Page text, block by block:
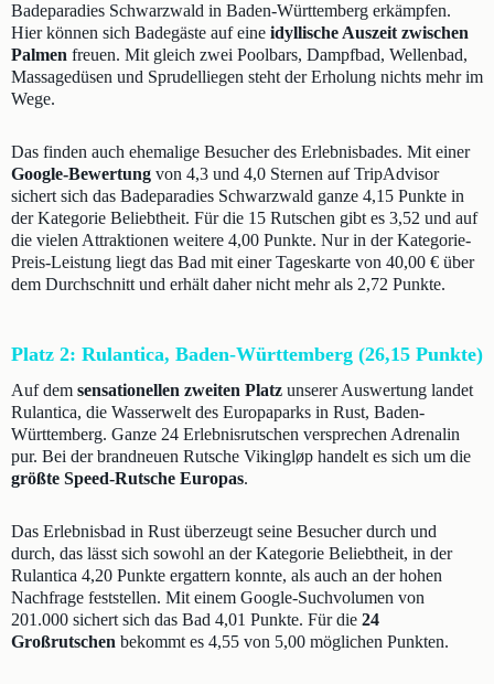
Badeparadies Schwarzwald in Baden-Württemberg erkämpfen.
Hier können sich Badegäste auf eine idyllische Auszeit zwischen
Palmen freuen. Mit gleich zwei Poolbars, Dampfbad, Wellenbad,
Massagedüsen und Sprudelliegen steht der Erholung nichts mehr im
Wege.
Das finden auch ehemalige Besucher des Erlebnisbades. Mit einer
Google-Bewertung von 4,3 und 4,0 Sternen auf TripAdvisor
sichert sich das Badeparadies Schwarzwald ganze 4,15 Punkte in
der Kategorie Beliebtheit. Für die 15 Rutschen gibt es 3,52 und auf
die vielen Attraktionen weitere 4,00 Punkte. Nur in der Kategorie-
Preis-Leistung liegt das Bad mit einer Tageskarte von 40,00 € über
dem Durchschnitt und erhält daher nicht mehr als 2,72 Punkte.
Platz 2: Rulantica, Baden-Württemberg (26,15 Punkte)
Auf dem sensationellen zweiten Platz unserer Auswertung landet
Rulantica, die Wasserwelt des Europaparks in Rust, Baden-
Württemberg. Ganze 24 Erlebnisrutschen versprechen Adrenalin
pur. Bei der brandneuen Rutsche Vikingløp handelt es sich um die
größte Speed-Rutsche Europas.
Das Erlebnisbad in Rust überzeugt seine Besucher durch und
durch, das lässt sich sowohl an der Kategorie Beliebtheit, in der
Rulantica 4,20 Punkte ergattern konnte, als auch an der hohen
Nachfrage feststellen. Mit einem Google-Suchvolumen von
201.000 sichert sich das Bad 4,01 Punkte. Für die 24
Großrutschen bekommt es 4,55 von 5,00 möglichen Punkten.